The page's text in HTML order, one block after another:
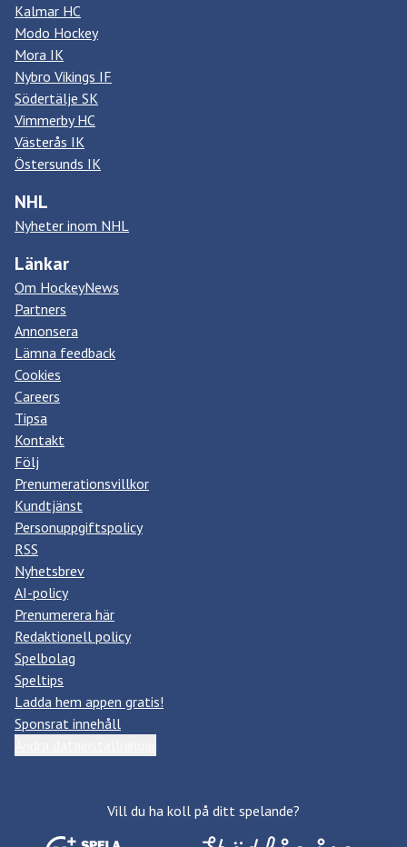
Kalmar HC
Modo Hockey
Mora IK
Nybro Vikings IF
Södertälje SK
Vimmerby HC
Västerås IK
Östersunds IK
NHL
Nyheter inom NHL
Länkar
Om HockeyNews
Partners
Annonsera
Lämna feedback
Cookies
Careers
Tipsa
Kontakt
Följ
Prenumerationsvillkor
Kundtjänst
Personuppgiftspolicy
RSS
Nyhetsbrev
AI-policy
Prenumerera här
Redaktionell policy
Spelbolag
Speltips
Ladda hem appen gratis!
Sponsrat innehåll
Vill du ha koll på ditt spelande?